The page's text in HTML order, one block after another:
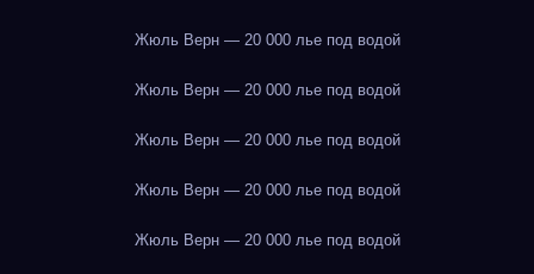
Жюль Верн — 20 000 лье под водой
Жюль Верн — 20 000 лье под водой
Жюль Верн — 20 000 лье под водой
Жюль Верн — 20 000 лье под водой
Жюль Верн — 20 000 лье под водой